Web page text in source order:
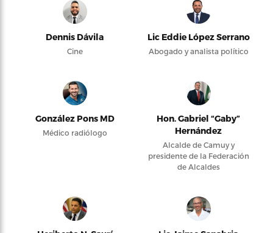
Dennis Dávila
Cine
Lic Eddie López Serrano
Abogado y analista político
González Pons MD
Médico radiólogo
Hon. Gabriel “Gaby”
Hernández
Alcalde de Camuy y
presidente de la Federación
de Alcaldes